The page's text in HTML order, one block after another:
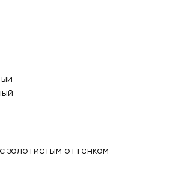
золотистым оттенком